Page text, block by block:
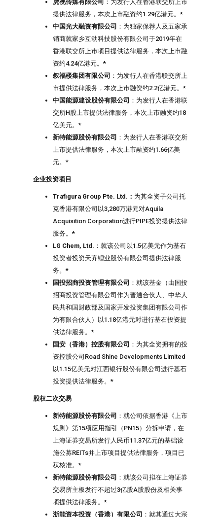
虎视传媒有限公司 ：为发行人在香港联交所上市
提供法律服务，本次上市融资约1.29亿港元。*
中国光大融资有限公司 ：为独家保荐人及五家承
销商就家乡互动科技股份有限公司于2019年在
香港联交所上市项目提供法律服务，本次上市融
资约4.24亿港元。*
叙福楼集团有限公司 ：为发行人在香港联交所上
市提供法律服务，本次上市融资约2.2亿港元。*
中国能源建设股份有限公司 ：为发行人在香港联
交所H股上市提供法律服务，本次上市融资约18
亿美元。*
新特能源股份有限公司 ：为发行人在香港联交所
上市提供法律服务，本次上市融资约1.66亿美
元。*
企业投资项目
Trafigura Group Pte. Ltd. ： 为其全资子公司托
克香港有限公司以3,280万港元对Aquila
Acquisition Corporation进行PIPE投资提供法律
服务。*
LG Chem, Ltd. ：就该公司以1.5亿美元作为基石
投资者投资天齐锂业股份有限公司提供法律服
务。*
国投招商投资管理有限公司 ：就该基金（由国投
招商投资管理有限公司作为普通合伙人、中华人
民共和国财政部及国家开发投资集团有限公司作
为有限合伙人）以1.18亿港元对进行基石投资提
供法律服务。*
国安（香港）控股有限公司 ：为其全资拥有的投
资控股公司Road Shine Developments Limited
以1.15亿美元对江西银行股份有限公司进行基石
投资提供法律服务。*
股权二次交易
新特能源股份有限公司 ：就公司依据香港《上市
规则》第15项应用指引（PN15）分拆申请，在
上海证券交易所发行人民币11.37亿元的基础设
施公募REITs并上市项目提供法律服务，项目已
获核准。*
新特能源股份有限公司 ：就该公司拟在上海证券
交易所主板发行不超过3亿股A股股份及相关事
项提供法律服务。*
浙能资本投资（香港）有限公司 ：就其通过大宗